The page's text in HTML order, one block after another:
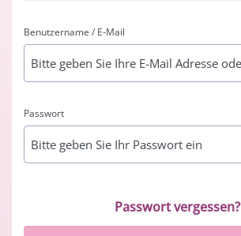
Benutzername / E-Mail
Passwort
Passwort vergessen?